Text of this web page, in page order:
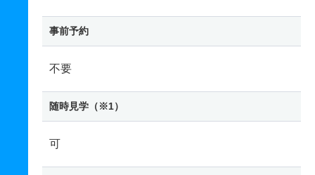
事前予約
不要
随時見学（※1）
可